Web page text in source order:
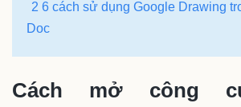
2 6 cách sử dụng Google Drawing
Doc
Cách mở công